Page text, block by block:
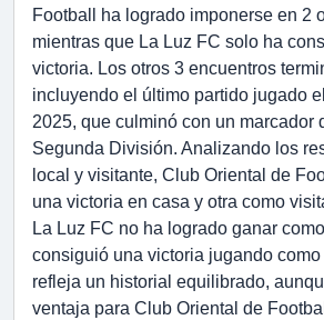
Football ha logrado imponerse en 2
mientras que La Luz FC solo ha
victoria. Los otros 3 encuentros
incluyendo el último partido jugado
2025, que culminó con un marcador
Segunda División. Analizando los
local y visitante, Club Oriental de
una victoria en casa y otra como
La Luz FC no ha logrado ganar
consiguió una victoria jugando
refleja un historial equilibrado,
ventaja para Club Oriental de